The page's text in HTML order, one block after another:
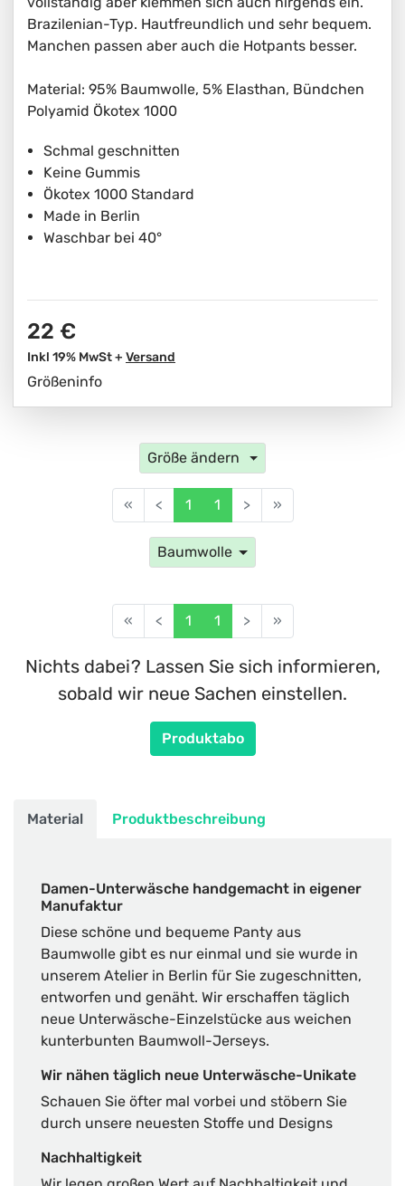
Brazilenian-Typ. Hautfreundlich und sehr bequem.
Manchen passen aber auch die Hotpants besser.
Material: 95% Baumwolle, 5% Elasthan, Bündchen
Polyamid Ökotex 1000
Schmal geschnitten
Keine Gummis
Ökotex 1000 Standard
Made in Berlin
Waschbar bei 40°
22 €
Inkl 19% MwSt + Versand
Größeninfo
Größe ändern
« < 1 1 > »
Baumwolle
« < 1 1 > »
Nichts dabei? Lassen Sie sich informieren,
sobald wir neue Sachen einstellen.
Produktabo
Material Produktbeschreibung
Damen-Unterwäsche handgemacht in eigener
Manufaktur
Diese schöne und bequeme Panty aus
Baumwolle gibt es nur einmal und sie wurde in
unserem Atelier in Berlin für Sie zugeschnitten,
entworfen und genäht. Wir erschaffen täglich
neue Unterwäsche-Einzelstücke aus weichen
kunterbunten Baumwoll-Jerseys.
Wir nähen täglich neue Unterwäsche-Unikate
Schauen Sie öfter mal vorbei und stöbern Sie
durch unsere neuesten Stoffe und Designs
Nachhaltigkeit